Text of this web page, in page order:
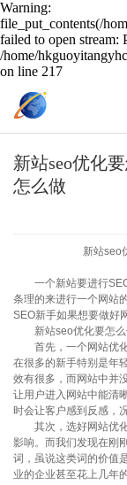
Warning:
file_put_contents(/
failed to open stream:
/home/
on line 217
新站seo优化
怎么做
新站seo
一个新站要进行
条理的来进行一个网站
SEO新手如果想要做好
新站seo优化要怎
首先，一个网站优
在很多的新手特别是年
效有很多，而网站中并
让用户进入网站中能清
时会让客户感到反感，
其次，选好网站优
影响。而我们发现在刚
词，虽说这类词的价值
业的企业甚至花上几年